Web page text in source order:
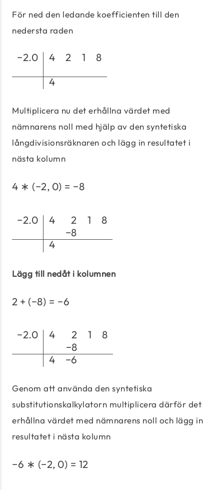
För ned den ledande koefficienten till den
nedersta raden
−2.0
4
4
2 1 8
Multiplicera nu det erhållna värdet med
nämnarens noll med hjälp av den syntetiska
långdivisionsräknaren och lägg in resultatet i
nästa kolumn
4 ∗ (−2, 0) = −8
−2.0
4
4
2
−8
1 8
Lägg till nedåt i kolumnen
2 + (−8) = −6
−2.0
4
4
2
−8
−6
1 8
Genom att använda den syntetiska
substitutionskalkylatorn multiplicera därför det
erhållna värdet med nämnarens noll och lägg in
resultatet i nästa kolumn
−6 ∗ (−2, 0) = 12